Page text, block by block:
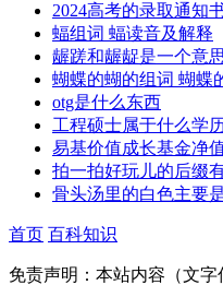
2024高考的录取通知
蝠组词 蝠读音及解释
龌蹉和龌龊是一个意
蝴蝶的蝴的组词 蝴蝶
otg是什么东西
工程硕士属于什么学
易基价值成长基金净
拍一拍好玩儿的后缀
骨头汤里的白色主要
首页 百科知识
免责声明：本站内容（文